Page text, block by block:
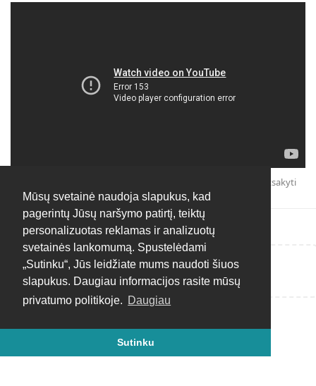
Mūsų svetainė naudoja slapukus, kad
pagerintų Jūsų naršymo patirtį, teiktų
personalizuotas reklamas ir analizuotų
svetainės lankomumą. Spustelėdami
„Sutinku“, Jūs leidžiate mums naudoti šiuos
slapukus. Daugiau informacijos rasite mūsų
privatumo politikoje. Daugiau
Sutinku
Atsakyti
Rašyti atsakymą...